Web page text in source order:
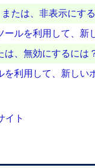
たは、非表示にす
ルを利用して、新
は、無効にするには
を利用して、新しい